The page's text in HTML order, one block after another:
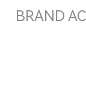
BRAND